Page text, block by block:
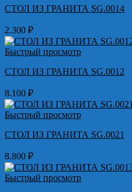
СТОЛ ИЗ ГРАНИТА SG.0014
2.300 ₽
Быстрый просмотр
СТОЛ ИЗ ГРАНИТА SG.0012
8.100 ₽
Быстрый просмотр
СТОЛ ИЗ ГРАНИТА SG.0021
8.800 ₽
Быстрый просмотр